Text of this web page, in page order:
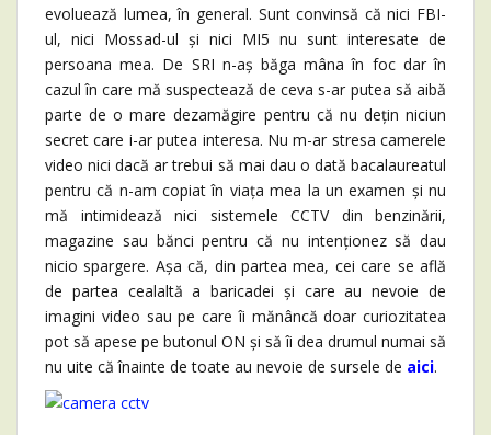
evoluează lumea, în general. Sunt convinsă că nici FBI-
ul, nici Mossad-ul și nici MI5 nu sunt interesate de
persoana mea. De SRI n-aș băga mâna în foc dar în
cazul în care mă suspectează de ceva s-ar putea să aibă
parte de o mare dezamăgire pentru că nu dețin niciun
secret care i-ar putea interesa. Nu m-ar stresa camerele
video nici dacă ar trebui să mai dau o dată bacalaureatul
pentru că n-am copiat în viața mea la un examen și nu
mă intimidează nici sistemele CCTV din benzinării,
magazine sau bănci pentru că nu intenționez să dau
nicio spargere. Așa că, din partea mea, cei care se află
de partea cealaltă a baricadei și care au nevoie de
imagini video sau pe care îi mănâncă doar curiozitatea
pot să apese pe butonul ON și să îi dea drumul numai să
nu uite că înainte de toate au nevoie de sursele de aici.